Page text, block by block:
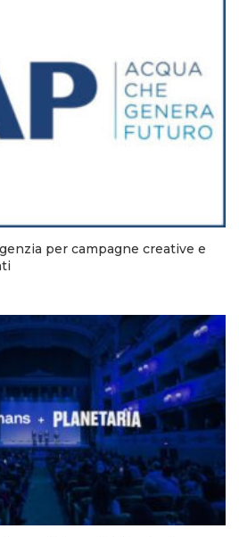
per campagne creative e